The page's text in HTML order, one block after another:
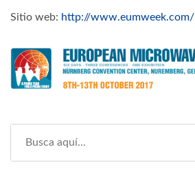
Sitio web: http://www.eumweek.com/